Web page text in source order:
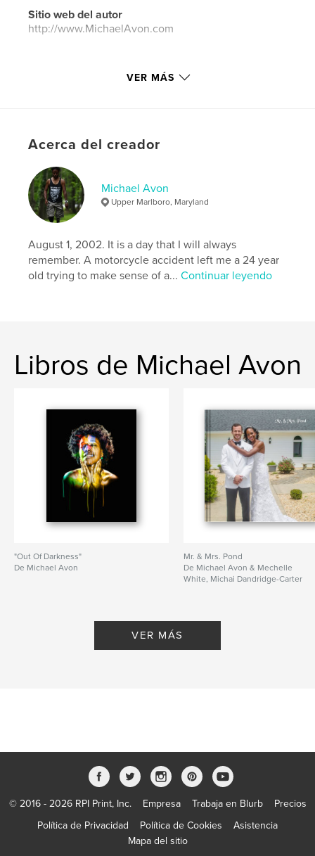
Sitio web del autor
http://www.MichaelAvon.com
Características y detalles
Características:Cuadrado grande, 30×30 cm
N.º de páginas:
ISBN
Tapa dura impresa: 9798261073598
Fecha de publicación:
IdiomaEnglish
Palabras clave
dmv , art , nudes
VER MÁS
Acerca del creador
Michael Avon
Upper Marlboro, Maryland
August 1, 2002. It is a day that I will always
remember. A motorcycle accident left me a 24 year
old trying to make sense of a...Continuar leyendo
Libros de Michael Avon
"Out Of Darkness"
De Michael Avon
Mr. & Mrs. Pond
De Michael Avon & Mechelle
White, Michai Dandridge-Carter
VER MÁS
© 2016 - 2026 RPI Print, Inc. Empresa Trabaja en Blurb
Precios
Política de Privacidad
Política de Cookies
Asistencia
Mapa del sitio